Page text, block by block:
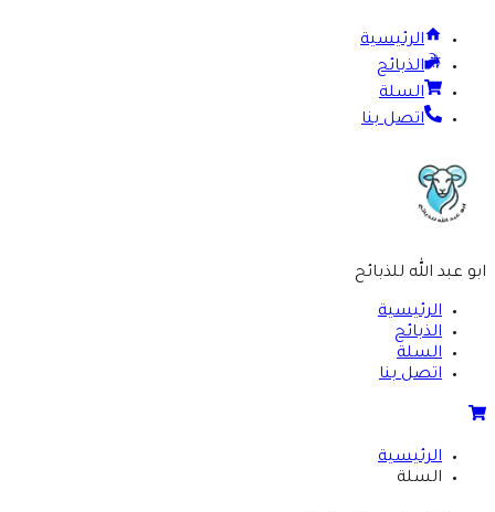
الرئيسية
الذبائح
السلة
اتصل بنا
ابو عبد الله للذبائح
الرئيسية
الذبائح
السلة
اتصل بنا
الرئيسية
السلة